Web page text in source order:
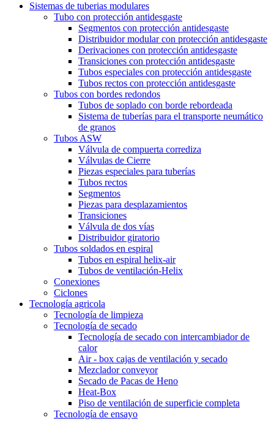
Sistemas de tuberias modulares
Tubo con protección antidesgaste
Segmentos con protección antidesgaste
Distribuidor modular con protección antidesgaste
Derivaciones con protección antidesgaste
Transiciones con protección antidesgaste
Tubos especiales con protección antidesgaste
Tubos rectos con protección antidesgaste
Tubos con bordes redondos
Tubos de soplado con borde rebordeada
Sistema de tuberías para el transporte neumático
de granos
Tubos ASW
Válvula de compuerta corrediza
Válvulas de Cierre
Piezas especiales para tuberías
Tubos rectos
Segmentos
Piezas para desplazamientos
Transiciones
Válvula de dos vías
Distribuidor giratorio
Tubos soldados en espiral
Tubos en espiral helix-air
Tubos de ventilación-Helix
Conexiones
Ciclones
Tecnología agricola
Tecnología de limpieza
Tecnología de secado
Tecnología de secado con intercambiador de
calor
Air - box cajas de ventilación y secado
Mezclador conveyor
Secado de Pacas de Heno
Heat-Box
Piso de ventilación de superficie completa
Tecnología de ensayo